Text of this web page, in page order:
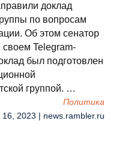
доклад
по вопросам
Об этом сенатор
своем Telegram-
был подготовлен
группой. …
Политика
2023 | news.rambler.ru